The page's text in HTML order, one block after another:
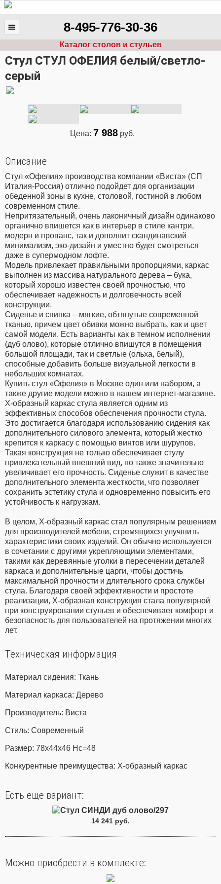
8-495-776-30-36
Каталог столов и стульев
Стул СТУЛ ОФЕЛИЯ белый/светло-
серый
Цена: 7 988руб.
Описание
Стул «Офелия» производства компании «Виста» (СП
Италия-Россия) отлично подойдет для организации
обеденной зоны в кухне, столовой, гостиной в любом
современном стиле.
Непритязательный, очень лаконичный дизайн одинаково
органично впишется как в интерьер в стиле кантри,
модерн и прованс, так и дополнит скандинавский
минимализм, эко-дизайн и уместно будет смотреться
даже в супермодном лофте.
Модель привлекает правильными пропорциями, каркас
выполнен из массива натурального дерева – бука,
который хорошо известен своей прочностью, что
обеспечивает надежность и долговечность всей
конструкции.
Сиденье и спинка – мягкие, обтянутые современной
тканью, причем цвет обивки можно выбрать, как и цвет
самой модели. Есть варианты как в темном исполнении
(дуб олово), которые отлично впишутся в помещения
большой площади, так и светлые (ольха, белый),
способные добавить больше визуальной легкости в
небольших комнатах.
Купить стул «Офелия» в Москве один или набором, а
также другие модели можно в нашем интернет-магазине.
Х-образный каркас стула является одним из
эффективных способов обеспечения прочности стула.
Это достигается благодаря использованию сидения как
дополнительного силового элемента, который жестко
крепится к каркасу с помощью винтов или шурупов.
Такая конструкция не только обеспечивает стулу
привлекательный внешний вид, но также значительно
увеличивает его прочность. Сиденье служит в качестве
дополнительного элемента жесткости, что позволяет
сохранить эстетику стула и одновременно повысить его
устойчивость к нагрузкам.
В целом, Х-образный каркас стал популярным решением
для производителей мебели, стремящихся улучшить
характеристики своих изделий. Он обычно используется
в сочетании с другими укрепляющими элементами,
такими как деревянные уголки в пересечении деталей
каркаса и дополнительные царги, чтобы достичь
максимальной прочности и длительного срока службы
стула. Благодаря своей эффективности и простоте
реализации, Х-образная конструкция стала популярной
при конструировании стульев и обеспечивает комфорт и
безопасность для пользователей на протяжении многих
лет.
Техническая информация
Материал сидения: Ткань
Материал каркаса: Дерево
Производитель: Виста
Стиль: Современный
Размер: 78х44х46 Нс=48
Конкурентные преимущества: Х-образный каркас
Есть еще вариант:
Стул СИНДИ дуб олово/297
14 241 руб.
Можно приобрести в комплекте: